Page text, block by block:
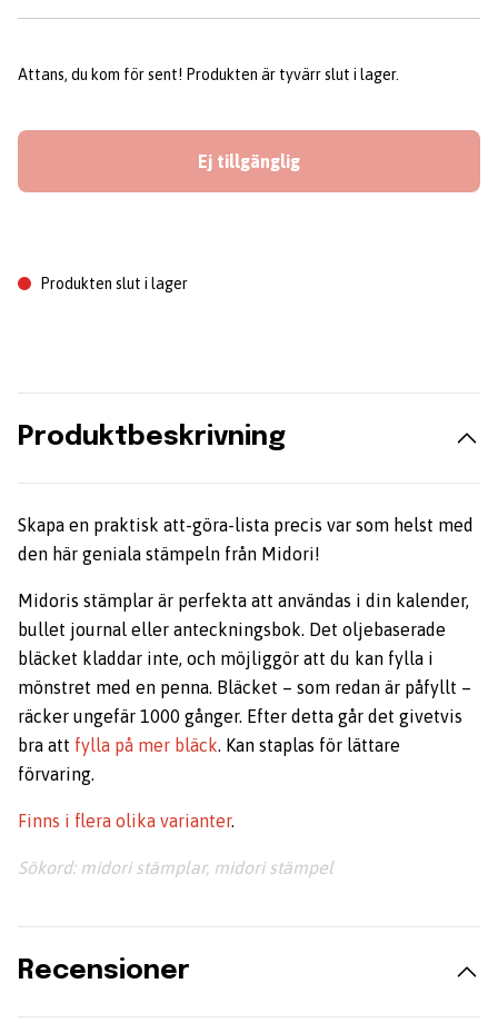
Attans, du kom för sent! Produkten är tyvärr slut i lager.
Ej tillgänglig
Produkten slut i lager
Produktbeskrivning
Skapa en praktisk att-göra-lista precis var som helst med
den här geniala stämpeln från Midori!
Midoris stämplar är perfekta att användas i din kalender,
bullet journal eller anteckningsbok. Det oljebaserade
bläcket kladdar inte, och möjliggör att du kan fylla i
mönstret med en penna. Bläcket – som redan är påfyllt –
räcker ungefär 1000 gånger. Efter detta går det givetvis
bra att fylla på mer bläck. Kan staplas för lättare
förvaring.
Finns i flera olika varianter.
Sökord: midori stämplar, midori stämpel
Recensioner